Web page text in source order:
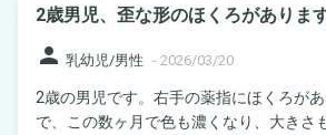
2歳男児、歪な形のほくろがあります
person 乳幼児/男性 - 2026/03/20
2歳の男児です。右手の薬指にほくろが
で、この数ヶ月で色も濃くなり、大きさ